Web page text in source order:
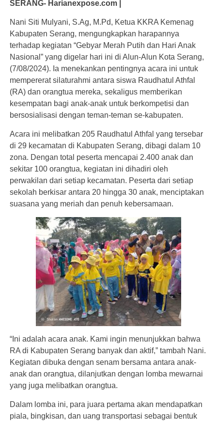
SERANG- Harianexpose.com |
Nani Siti Mulyani, S.Ag, M.Pd, Ketua KKRA Kemenag
Kabupaten Serang, mengungkapkan harapannya
terhadap kegiatan “Gebyar Merah Putih dan Hari Anak
Nasional” yang digelar hari ini di Alun-Alun Kota Serang,
(7/08/2024). Ia menekankan pentingnya acara ini untuk
mempererat silaturahmi antara siswa Raudhatul Athfal
(RA) dan orangtua mereka, sekaligus memberikan
kesempatan bagi anak-anak untuk berkompetisi dan
bersosialisasi dengan teman-teman se-kabupaten.
Acara ini melibatkan 205 Raudhatul Athfal yang tersebar
di 29 kecamatan di Kabupaten Serang, dibagi dalam 10
zona. Dengan total peserta mencapai 2.400 anak dan
sekitar 100 orangtua, kegiatan ini dihadiri oleh
perwakilan dari setiap kecamatan. Peserta dari setiap
sekolah berkisar antara 20 hingga 30 anak, menciptakan
suasana yang meriah dan penuh kebersamaan.
“Ini adalah acara anak. Kami ingin menunjukkan bahwa
RA di Kabupaten Serang banyak dan aktif,” tambah Nani.
Kegiatan dibuka dengan senam bersama antara anak-
anak dan orangtua, dilanjutkan dengan lomba mewarnai
yang juga melibatkan orangtua.
Dalam lomba ini, para juara pertama akan mendapatkan
piala, bingkisan, dan uang transportasi sebagai bentuk